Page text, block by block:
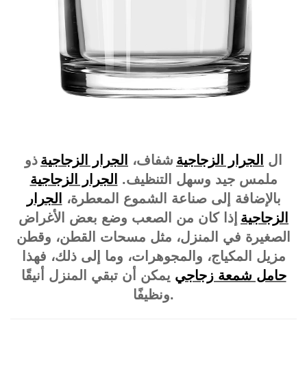
ال الجرار الزجاجية شفاف، الجرار الزجاجية ذو
ملمس جيد وسهل التنظيف.
الجرار الزجاجية
بالإضافة إلى صناعة الشموع المعطرة،
الجرار
الزجاجية إذا كان من الصعب وضع بعض الأغراض
الصغيرة في المنزل، مثل مسحات القطن، وقطن
مزيل المكياج، والمجوهرات، وما إلى ذلك، فهذا
حامل شمعة زجاجي يمكن أن تبقي المنزل أنيقًا
ونظيفًا.